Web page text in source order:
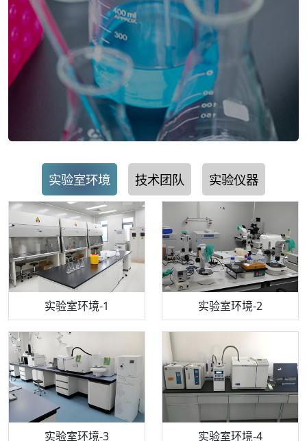
实验室环境 技术团队 实验仪器
实验室环境-1 实验室环境-2
实验室环境-3 实验室环境-4
机构质检技术员-1 机构质检技术员-2
机构质检技术员-3 机构质检技术员-4
步入式恒温恒湿试验箱 电感耦合等离子体光谱仪
高效液相色谱仪 流式细胞仪